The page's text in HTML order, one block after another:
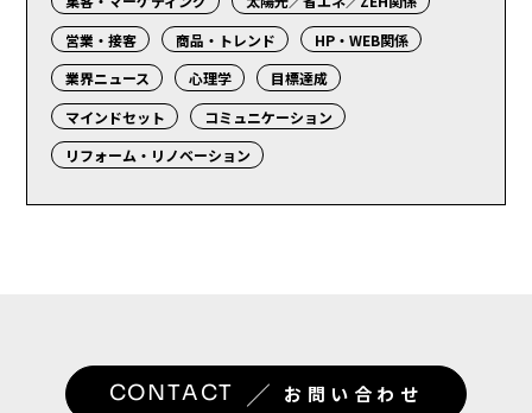
営業・接客
商品・トレンド
HP・WEB関係
業界ニュース
心理学
目標達成
マインドセット
コミュニケーション
リフォーム・リノベーション
CONTACT ／ お問い合わせ